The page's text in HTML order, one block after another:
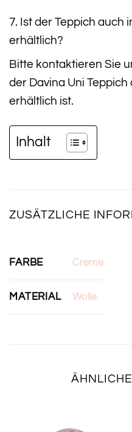
7. Ist der Teppich auch
erhältlich?
Bitte kontaktieren Sie
der Davina Uni
erhältlich ist.
Inhalt
ZUSÄTZLICHE
FARBE Creme
MATERIAL Wolle